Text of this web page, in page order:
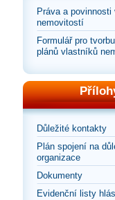
Práva a
nemovitostí
Formulář pro
plánů vlastníků
Důležité kontakty
Plán spojení na
organizace
Dokumenty
Evidenční listy